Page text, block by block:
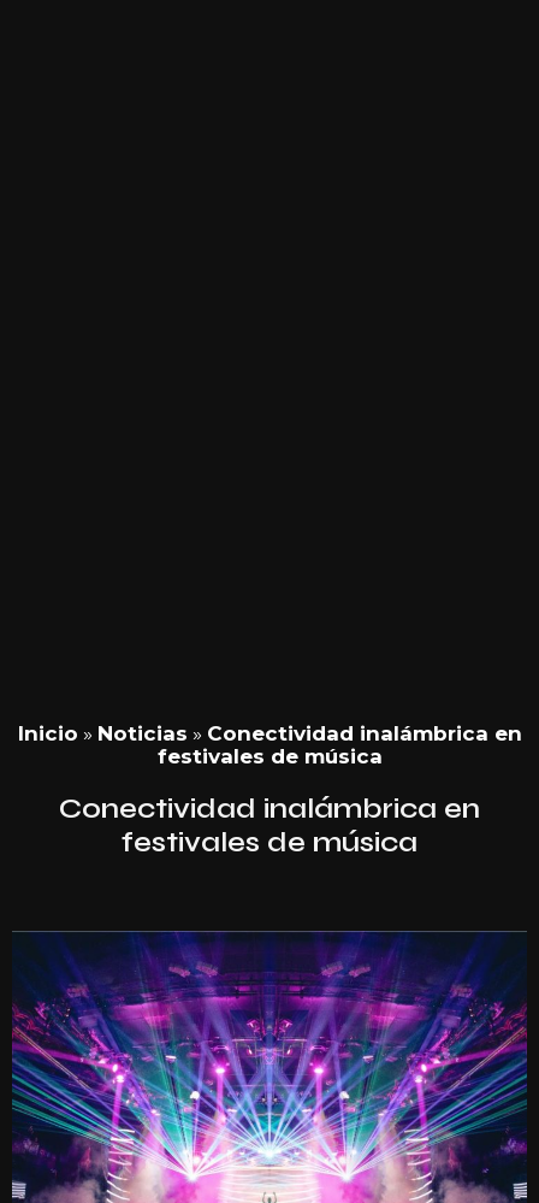
Inicio » Noticias » Conectividad inalámbrica en
festivales de música
Conectividad inalámbrica en
festivales de música